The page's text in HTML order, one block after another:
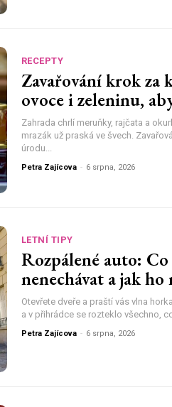
RECEPTY
Zavařování krok za
ovoce i zeleninu,
Zahrada chrlí meruňky, rajčata a
mrazák už praská ve švech.
úrodu...
Petra Zajícova - 6 srpna, 2026
LETNÍ TIPY
Rozpálené auto:
nenechávat a jak
Otevřete dveře a praští vás vlna
a v přihrádce se rozteklo všechno,
Petra Zajícova - 6 srpna, 2026